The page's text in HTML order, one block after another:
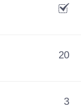
20
3